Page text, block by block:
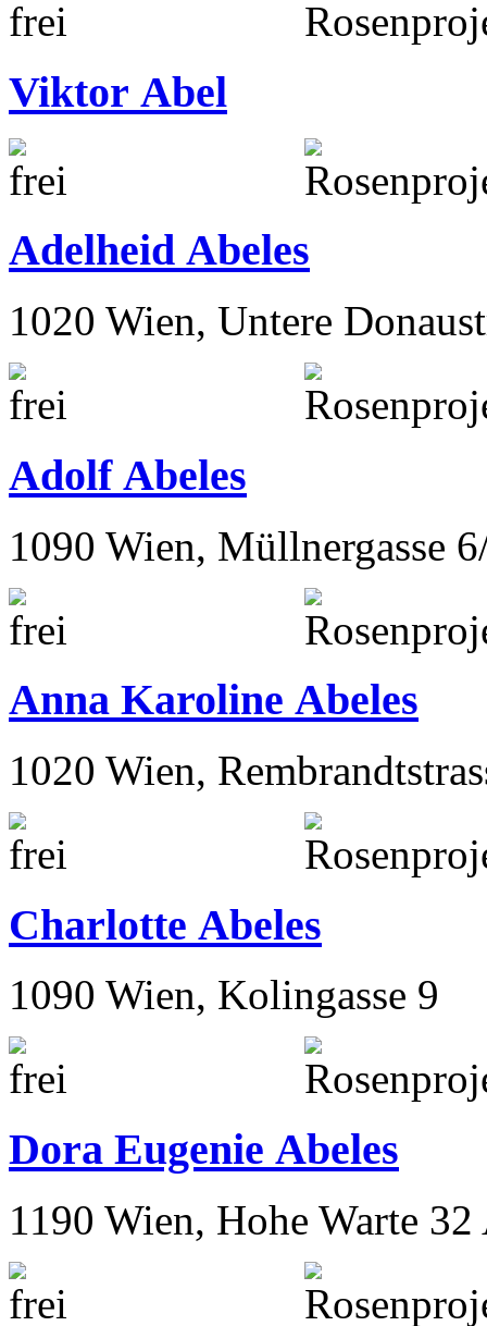
Viktor Abel
Adelheid Abeles
1020 Wien, Untere
Adolf Abeles
1090 Wien, Müllnergasse
Anna Karoline Abeles
1020 Wien,
Charlotte Abeles
1090 Wien, Kolingasse 9
Dora Eugenie Abeles
1190 Wien, Hohe Warte